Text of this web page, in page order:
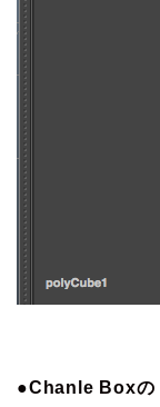
●Chanle Boxの